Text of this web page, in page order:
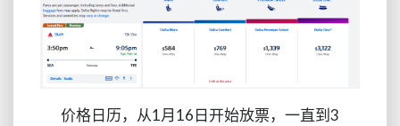
价格日历，从1月16日开始放票，一直到3